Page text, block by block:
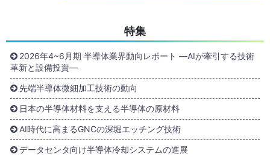
特集
2026年4~6月期 半導体業界動向レポート ―AIが牽引する技術
革新と設備投資―
先端半導体微細加工技術の動向
日本の半導体材料を支える半導体の原材料
AI時代に高まるGNCの深堀エッチング技術
データセンタ向け半導体冷却システムの進展